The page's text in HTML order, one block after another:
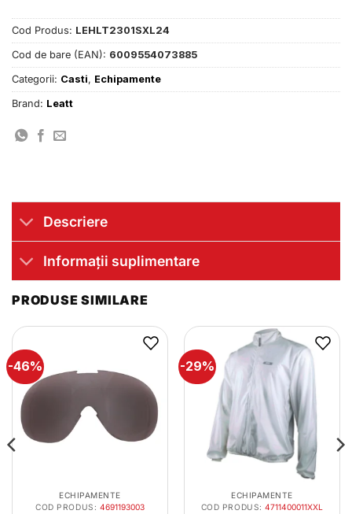
Cod Produs: LEHLT2301SXL24
Cod de bare (EAN): 6009554073885
Categorii: Casti, Echipamente
Brand: Leatt
Descriere
Informații suplimentare
PRODUSE SIMILARE
-46%
ECHIPAMENTE
COD PRODUS: 4691193003
-29%
ECHIPAMENTE
COD PRODUS:4711400011XXL